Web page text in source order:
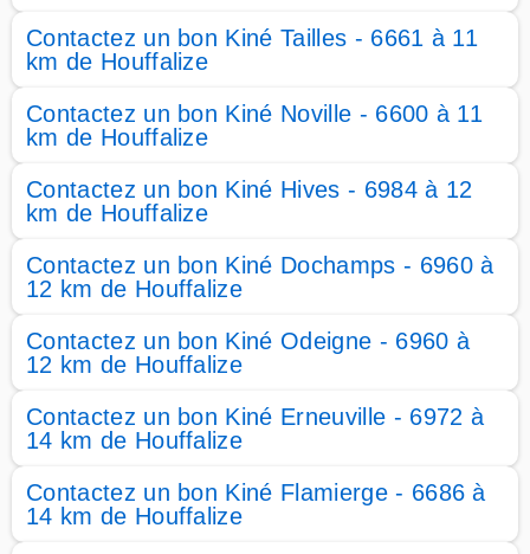
Contactez un bon Kiné Tailles - 6661 à 11
km de Houffalize
Contactez un bon Kiné Noville - 6600 à 11
km de Houffalize
Contactez un bon Kiné Hives - 6984 à 12
km de Houffalize
Contactez un bon Kiné Dochamps - 6960 à
12 km de Houffalize
Contactez un bon Kiné Odeigne - 6960 à
12 km de Houffalize
Contactez un bon Kiné Erneuville - 6972 à
14 km de Houffalize
Contactez un bon Kiné Flamierge - 6686 à
14 km de Houffalize